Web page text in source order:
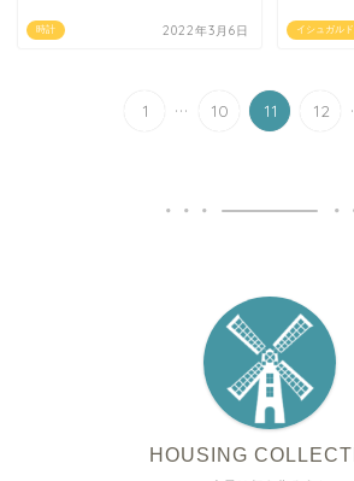
時計 2022年3月6日 イシュガル
1 ... 10 11 12
HOUSING